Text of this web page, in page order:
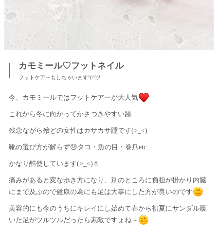
カモミール♡フットネイル
フットケアーもしちゃいます!(^^)!
今、カモミールではフットケアーが大人気
これから冬に向かってかさつきやすい踵
残念ながら殆どの女性はカサカサ踵です(>_<)
靴の選び方が解らず😓タコ・魚の目・巻爪etc.....
かなり酷使しています(>_<)💧
痛みがあると変な歩き方になり、別のところに負担が掛かり内臓
にまで及ぶので健康の為にも足は大事にした方が良いのです
美容的にも今のうちにキレイにし始めて春から初夏にサンダル履
いた足がツルツルだったら素敵ですょね～